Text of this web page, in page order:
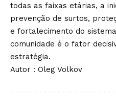
todas as faixas etárias, a
prevenção de surtos,
e fortalecimento do
comunidade é o fator
estratégia.
Autor : Oleg Volkov